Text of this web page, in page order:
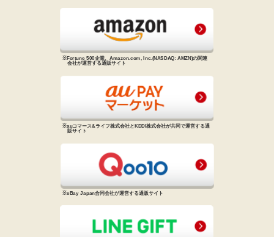
※Fortune 500企業、Amazon.com, Inc.(NASDAQ: AMZN)の関連
会社が運営する通販サイト
※auコマース&ライフ株式会社と KDDI株式会社が共同で運営する通
販サイト
※eBay Japan合同会社が運営する通販サイト